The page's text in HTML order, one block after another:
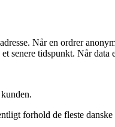
Når en ordrer
senere tidspunkt. Når
forhold de fleste